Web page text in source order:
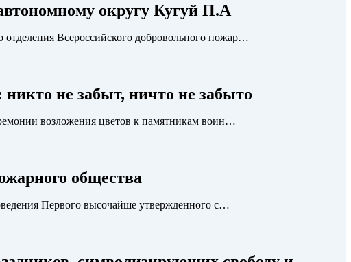
округу Кугуй П.А
Всероссийского добровольного пожар…
не забыт, ничто не забыто
возложения цветов к памятникам воин…
общества
Первого высочайше утвержденного с…